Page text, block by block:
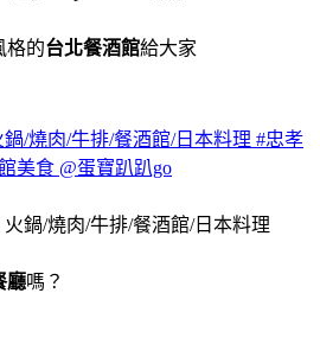
格的台北餐酒館給大家
/燒肉/牛排/餐酒館/日本料理 #忠孝
美食 @蛋寶趴趴go
廳嗎？